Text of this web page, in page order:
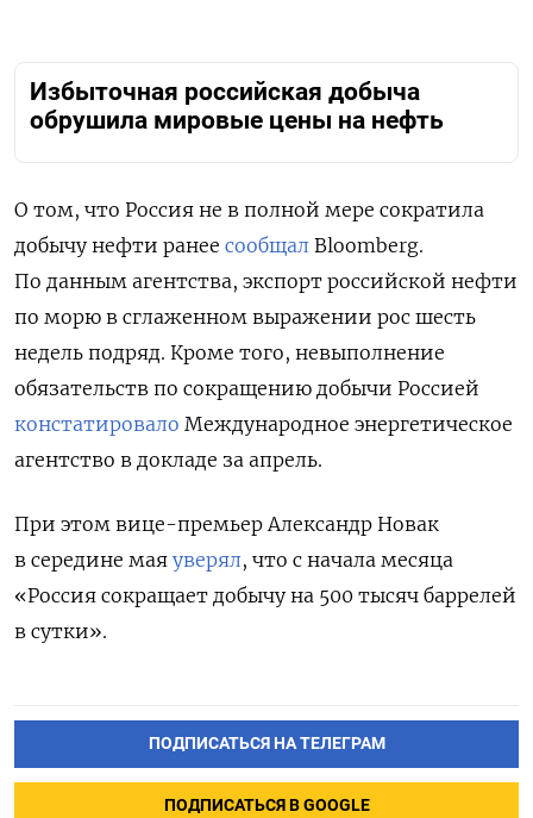
Избыточная российская добыча
обрушила мировые цены на нефть
О том, что Россия не в полной мере сократила
добычу нефти ранее сообщал Bloomberg.
По данным агентства, экспорт российской нефти
по морю в сглаженном выражении рос шесть
недель подряд. Кроме того, невыполнение
обязательств по сокращению добычи Россией
констатировало Международное энергетическое
агентство в докладе за апрель.
При этом вице-премьер Александр Новак
в середине мая уверял, что с начала месяца
«Россия сокращает добычу на 500 тысяч баррелей
в сутки».
ПОДПИСАТЬСЯ НА ТЕЛЕГРАМ
ПОДПИСАТЬСЯ В GOOGLE